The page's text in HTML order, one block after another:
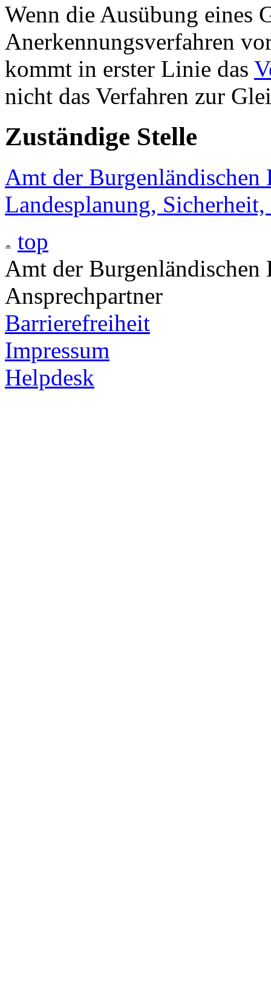
Wenn die Ausübung eines
Anerkennungsverfahren
kommt in erster Linie das
nicht das Verfahren zur
Zuständige Stelle
Amt der
Landesplanung,
top
Amt der
Ansprechpartner
Barrierefreiheit
Impressum
Helpdesk